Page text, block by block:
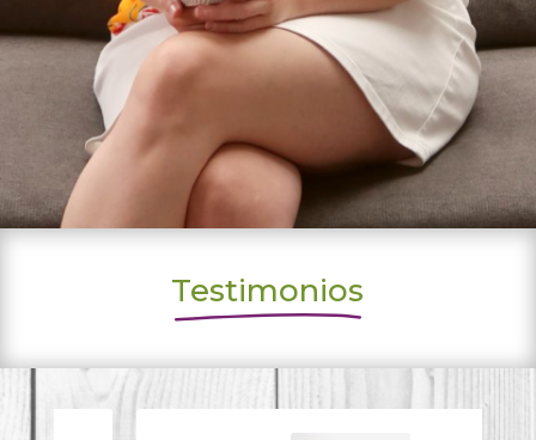
Testimonios